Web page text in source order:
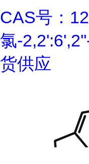
CAS号：
氯-
货供应